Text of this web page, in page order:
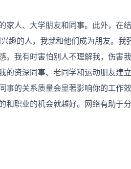
关
系
家人、大学朋友和同事。此外，在
趣的人，我就和他们成为朋友。
。我有时害怕别人不理解我，伤害
的资深同事、老同学和运动朋友建
事的关系质量会显著影响你的工作
和职业的机会就越好。网络有助于